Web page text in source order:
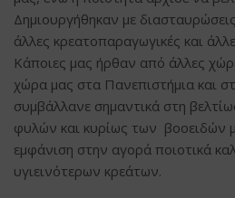
Δημιουργήθηκαν με
άλλες κρεατοπαραγωγικές και
Κάποιες μας ήρθαν από άλλες
χώρα μας στα Πανεπιστήμια και
συμβάλλανε σημαντικά στη
φυλών και κυρίως των βοοειδών
εμφάνιση στην αγορά ποιοτικά
υγιεινότερων κρεάτων.